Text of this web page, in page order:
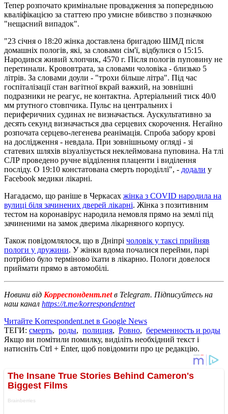
Тепер розпочато кримінальне провадження за попередньою
кваліфікацією за статтею про умисне вбивство з позначкою
"нещасний випадок".
"23 січня о 18:20 жінка доставлена ​​бригадою ШМД після
домашніх пологів, які, за словами сім'ї, відбулися о 15:15.
Народився живий хлопчик, 4570 г. Після пологів пуповину не
перетинали. Крововтрата, за словами чоловіка - близько 5
літрів. За словами доули - "трохи більше літра". Під час
госпіталізації стан вагітної вкрай важкий, на зовнішні
подразники не реагує, не контактна. Артеріальний тиск 40/0
мм ртутного стовпчика. Пульс на центральних і
периферичних судинах не визначається. Аускультативно за
десять секунд визначається два серцевих скорочення. Негайно
розпочата серцево-легенева реанімація. Спроба забору крові
на дослідження - невдала. При зовнішньому огляді - зі
статевих шляхів візуалізується неклеймована пуповина. На тлі
СЛР проведено ручне відділення плаценти і виділення
посліду. О 19:10 констатована смерть породіллі", - додали у
Facebook медики лікарні.
Нагадаємо, що раніше в Черкасах жінка з COVID народила на
вулиці біля зачинених дверей лікарні. Жінка з позитивним
тестом на коронавірус народила немовля прямо на землі під
зачиненими на замок дверима лікарняного корпусу.
Також повідомлялося, що в Дніпрі чоловік у таксі прийняв
пологи у дружини. У жінки вдома почалися перейми, парі
потрібно було терміново їхати в лікарню. Пологи довелося
приймати прямо в автомобілі.
Новини від Корреспондент.netв Telegram. Підписуйтесь на
наш канал https://t.me/korrespondentnet
Читайте Korrespondent.net в Google News
ТЕГИ: смерть, роды, полиция, Ровно, беременность и роды
Якщо ви помітили помилку, виділіть необхідний текст і
натисніть Ctrl + Enter, щоб повідомити про це редакцію.